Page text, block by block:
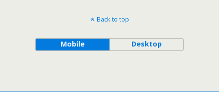
Back to top
Mobile Desktop